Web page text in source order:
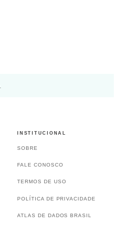
INSTITUCIONAL
SOBRE
FALE CONOSCO
TERMOS DE USO
POLÍTICA DE PRIVACIDADE
ATLAS DE DADOS BRASIL